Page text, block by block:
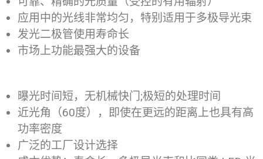
应用中的光线非常均匀，特别适用于多极导光束
发光二极管使用寿命长
市场上功能最强大的设备
曝光时间短，无机械快门;极短的处理时间
近光角（60度），即使在更远的距离上也具有高
功率密度
广泛的工厂设计选择